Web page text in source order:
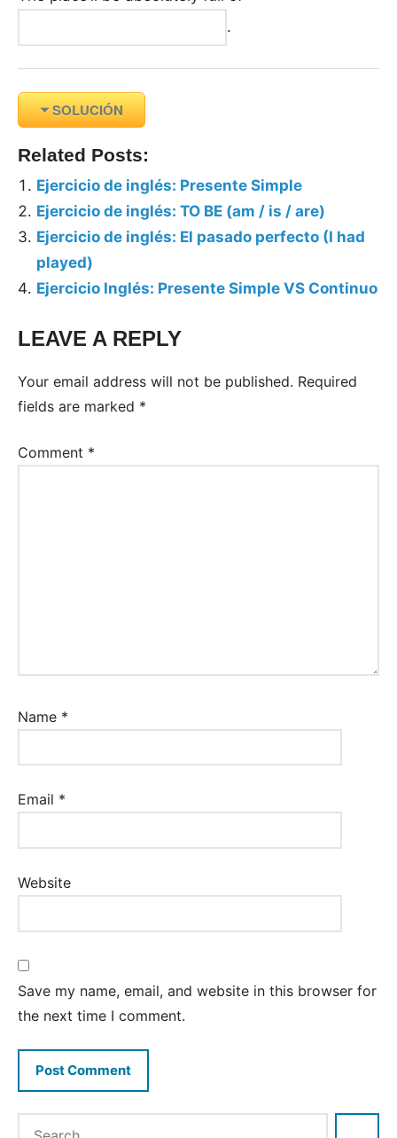
.
SOLUCIÓN
Related Posts:
Ejercicio de inglés: Presente Simple
Ejercicio de inglés: TO BE (am / is / are)
Ejercicio de inglés: El pasado perfecto (I had
played)
Ejercicio Inglés: Presente Simple VS Continuo
Tags:
Inglés
LEAVE A REPLY
Your email address will not be published. Required
fields are marked *
Comment *
Name *
Email *
Website
Save my name, email, and website in this browser for
the next time I comment.